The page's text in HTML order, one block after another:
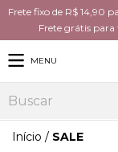
Frete fixo de R$ 14,90
Frete grátis
MENU
Início / SALE